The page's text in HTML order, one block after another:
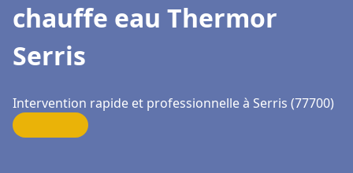
chauffe eau Thermor
Serris
Intervention rapide et professionnelle à Serris (77700)